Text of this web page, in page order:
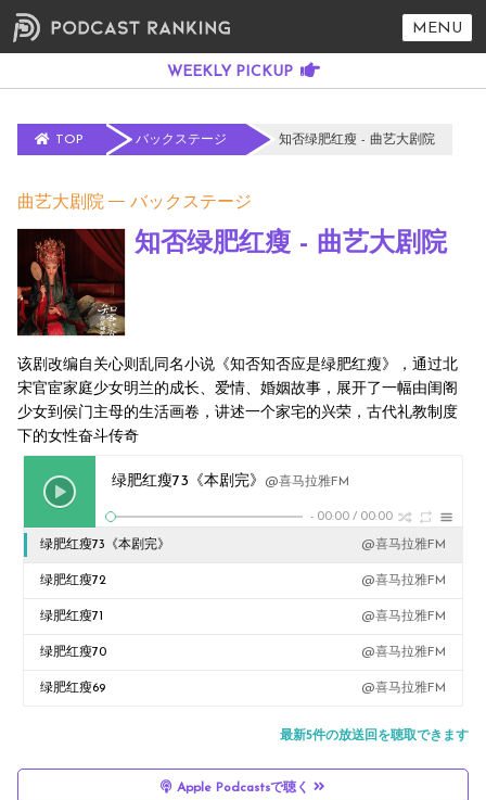
MENU
TOP バックステージ 知否绿肥红瘦 - 曲艺大剧院
曲艺大剧院 バックステージ
知否绿肥红瘦 - 曲艺大剧院
该剧改编自关心则乱同名小说《知否知否应是绿肥红瘦》，通过北
宋官宦家庭少女明兰的成长、爱情、婚姻故事，展开了一幅由闺阁
少女到侯门主母的生活画卷，讲述一个家宅的兴荣，古代礼教制度
下的女性奋斗传奇
绿肥红瘦73《本剧完》 @喜马拉雅FM
- 00:00 / 00:00
绿肥红瘦73《本剧完》 @喜马拉雅FM
绿肥红瘦72 @喜马拉雅FM
绿肥红瘦71 @喜马拉雅FM
绿肥红瘦70 @喜马拉雅FM
绿肥红瘦69 @喜马拉雅FM
最新5件の放送回を聴取できます
Apple Podcastsで聴く